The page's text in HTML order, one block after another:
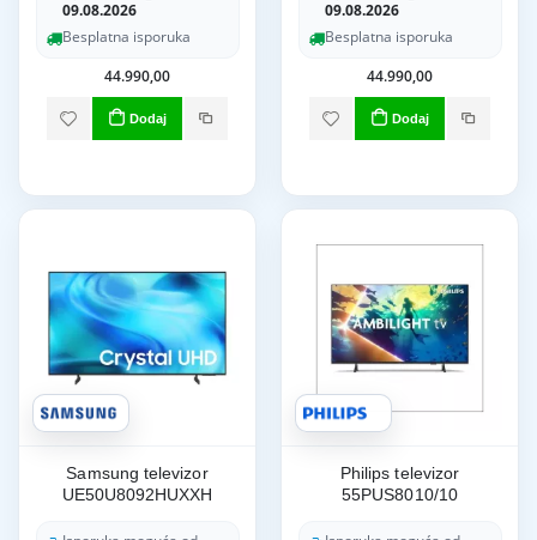
09.08.2026
Besplatna isporuka
44.990,00
Dodaj
09.08.2026
Besplatna isporuka
44.990,00
Dodaj
Samsung televizor
UE50U8092HUXXH
Philips televizor
55PUS8010/10